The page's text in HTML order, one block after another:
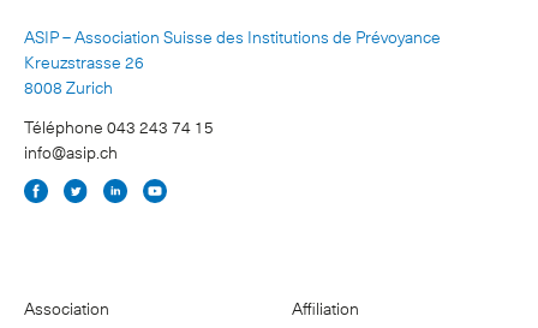
ASIP – Association Suisse des Institutions de Prévoyance
Kreuzstrasse 26
8008 Zurich
Téléphone 043 243 74 15
info@asip.ch
Association
Affiliation